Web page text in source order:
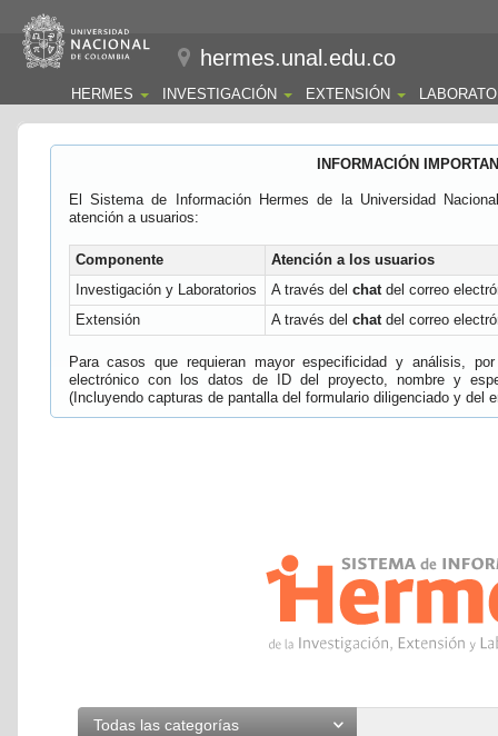
hermes.unal.edu.co
HERMES INVESTIGACIÓN EXTENSIÓN
INFORMACIÓN
El Sistema de Información Hermes de la Universidad
atención a usuarios:
Componente
Atención a los usuarios
Investigación y Laboratorios
A través del chatdel correo
Extensión
A través del chatdel correo
Para casos que requieran mayor especificidad y análisis,
electrónico con los datos de ID del proyecto, nombre y
(Incluyendo capturas de pantalla del formulario diligenciado y del
Todas las categorías